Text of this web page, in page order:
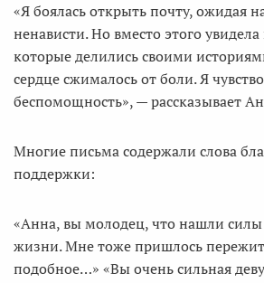
«Я боялась открыть почту, ожидая
ненависти. Но вместо этого
которые делились своими
сердце сжималось от боли. Я
беспомощность», — рассказывает
Многие письма содержали слова
поддержки:
«Анна, вы молодец, что нашли силы
жизни. Мне тоже пришлось
подобное…» «Вы очень сильная